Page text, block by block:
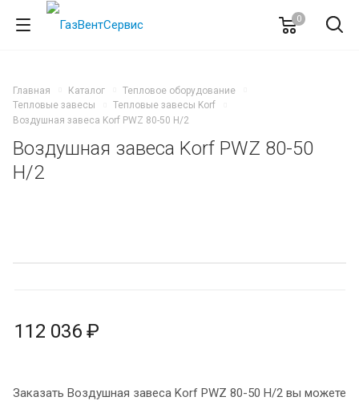
0
Главная Каталог
Тепловое оборудование
Тепловые завесы
Тепловые завесы Korf
Воздушная завеса Korf PWZ 80-50 H/2
Воздушная завеса Korf PWZ 80-50
H/2
112 036 ₽
Заказать Воздушная завеса Korf PWZ 80-50 H/2 вы можете